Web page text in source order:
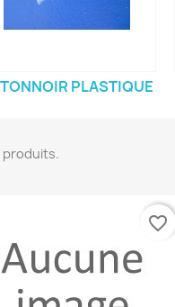
PLASTIQUE
produits.
favorite_border